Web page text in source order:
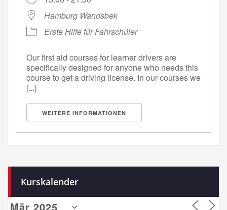
Hamburg Wandsbek
Erste Hilfe für Fahrschüler
Our first aid courses for learner drivers are
specifically designed for anyone who needs this
course to get a driving license. In our courses we
[...]
WEITERE INFORMATIONEN
Kurskalender